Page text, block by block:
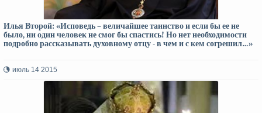
Илья Второй: «Исповедь – величайшее таинство и если бы ее не
было, ни один человек не смог бы спастись! Но нет необходимости
подробно рассказывать духовному отцу - в чем и с кем согрешил…»
июль 14 2015